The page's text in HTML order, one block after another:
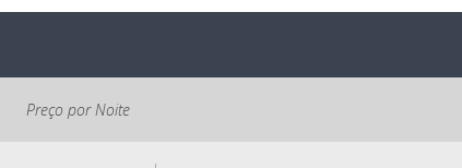
Preço por Noite